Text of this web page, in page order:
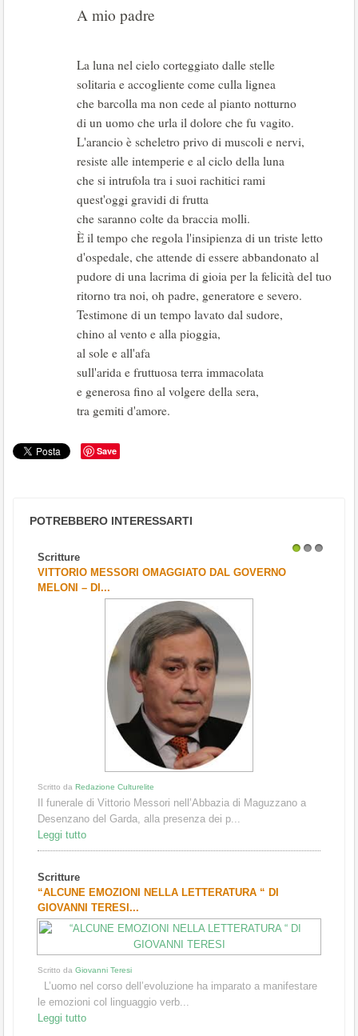
A mio padre
La luna nel cielo corteggiato dalle stelle
solitaria e accogliente come culla lignea
che barcolla ma non cede al pianto notturno
di un uomo che urla il dolore che fu vagito.
L'arancio è scheletro privo di muscoli e nervi,
resiste alle intemperie e al ciclo della luna
che si intrufola tra i suoi rachitici rami
quest'oggi gravidi di frutta
che saranno colte da braccia molli.
È il tempo che regola l'insipienza di un triste letto
d'ospedale, che attende di essere abbandonato al
pudore di una lacrima di gioia per la felicità del tuo
ritorno tra noi, oh padre, generatore e severo.
Testimone di un tempo lavato dal sudore,
chino al vento e alla pioggia,
al sole e all'afa
sull'arida e fruttuosa terra immacolata
e generosa fino al volgere della sera,
tra gemiti d'amore.
Save
POTREBBERO INTERESSARTI
Scritture
VITTORIO MESSORI OMAGGIATO DAL GOVERNO
MELONI – DI...
Scritto da Redazione Culturelite
Il funerale di Vittorio Messori nell’Abbazia di Maguzzano a
Desenzano del Garda, alla presenza dei p...
Leggi tutto
Scritture
“ALCUNE EMOZIONI NELLA LETTERATURA “ DI
GIOVANNI TERESI...
Scritto da Giovanni Teresi
L’uomo nel corso dell’evoluzione ha imparato a manifestare
le emozioni col linguaggio verb...
Leggi tutto